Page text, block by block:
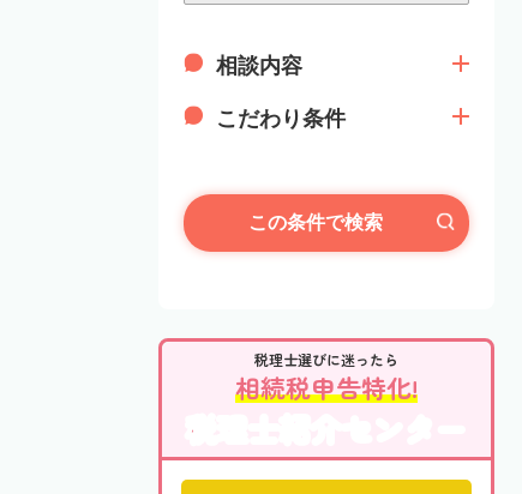
相談内容
こだわり条件
この条件で検索
税理士選びに迷ったら
相続税申告特化!
税理士紹介センター